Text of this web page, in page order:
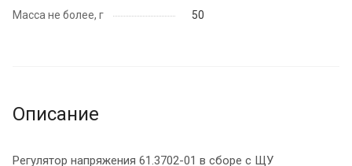
Масса не более, г
50
Описание
Регулятор напряжения 61.3702-01 в сборе с ЩУ